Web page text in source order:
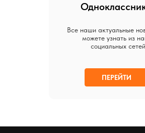
Все наши актуальные
можете узнать из
социальных
ПЕРЕЙТИ